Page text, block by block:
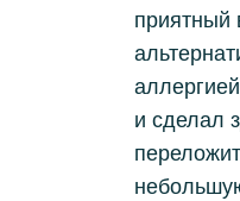
приятный
и сделал